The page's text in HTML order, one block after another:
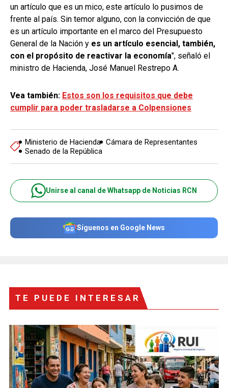
un artículo que es un mico, este artículo lo pusimos de
frente al país. Sin temor alguno, con la convicción de que
es un artículo importante en el marco del Presupuesto
General de la Nación y es un artículo esencial, también,
con el propósito de reactivar la economía", señaló el
ministro de Hacienda, José Manuel Restrepo A.
Vea también: Estos son los requisitos que debe
cumplir para poder trasladarse a Colpensiones
Ministerio de Hacienda Cámara de Representantes
Senado de la República
Unirse al canal de Whatsapp de Noticias RCN
Síguenos en Google News
TE PUEDE INTERESAR